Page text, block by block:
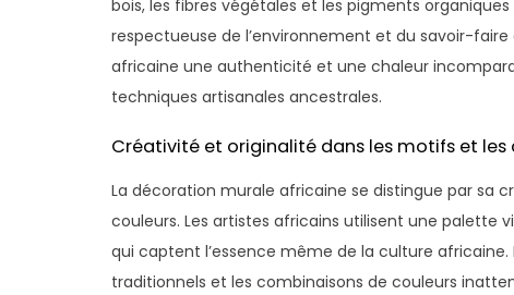
bois, les fibres végétales et les pigments
respectueuse de l’environnement et du savoir-
africaine une authenticité et une chaleur
techniques artisanales ancestrales.
Créativité et originalité dans les motifs et les
La décoration murale africaine se distingue par sa
couleurs. Les artistes africains utilisent une palette
qui captent l’essence même de la culture
traditionnels et les combinaisons de couleurs